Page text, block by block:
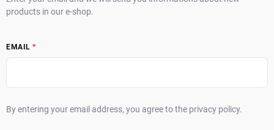
products in our e-shop.
EMAIL
By entering your email address, you agree to the privacy policy.